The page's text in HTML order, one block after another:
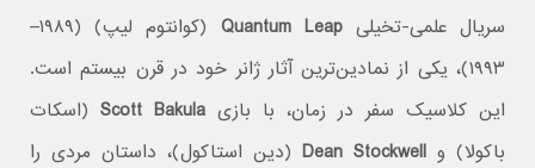
سریال علمی-تخیلیQuantum Leap
(کوانتوم لیپ) (۱۹۸۹–
۱۹۹۳)، یکی از نمادین‌ترین آثار ژانر خود در قرن بیستم است.
این کلاسیک سفر در زمان، با بازی Scott Bakula(اسکات
باکولا) وDean Stockwell (دین استاکول)، داستان مردی را